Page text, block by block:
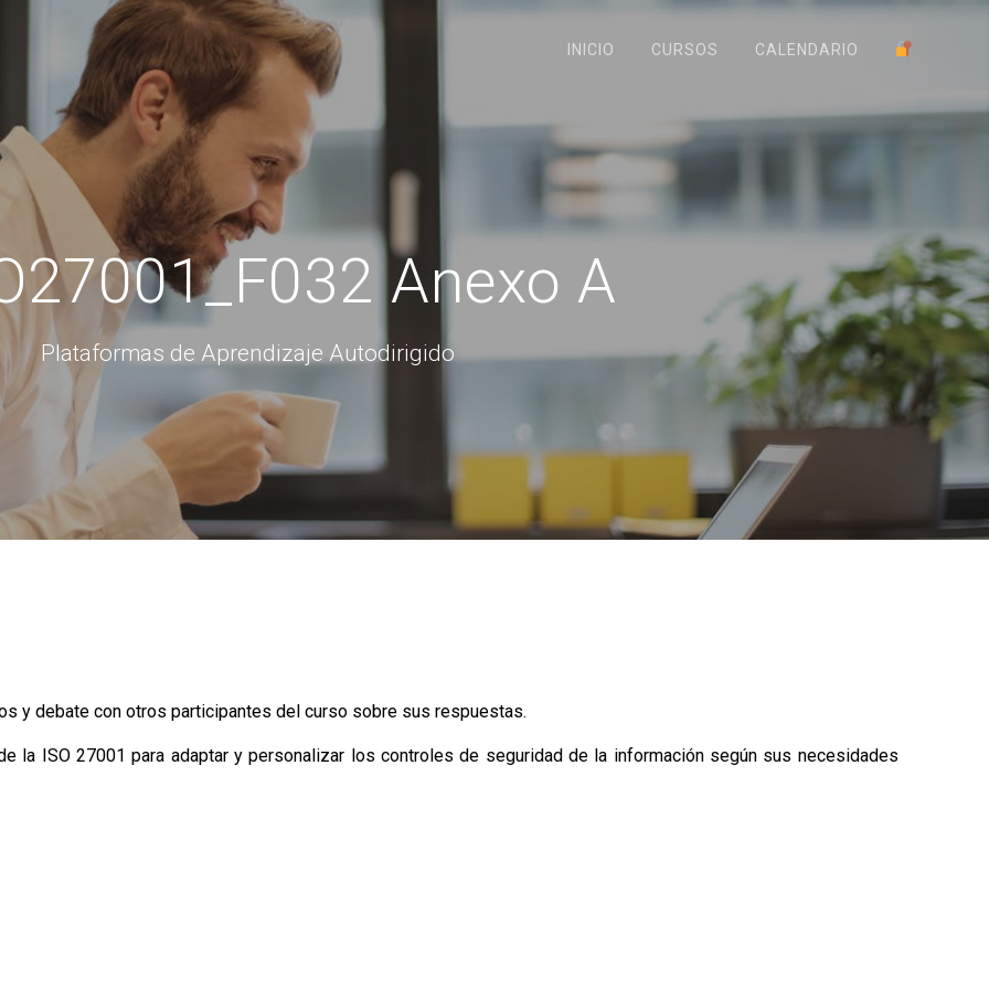
INICIO CURSOS CALENDARIO
Anexo A
Plataformas de Aprendizaje Autodirigido
y debate con otros participantes del curso sobre sus respuestas.
la ISO 27001 para adaptar y personalizar los controles de seguridad de la información según sus necesidades